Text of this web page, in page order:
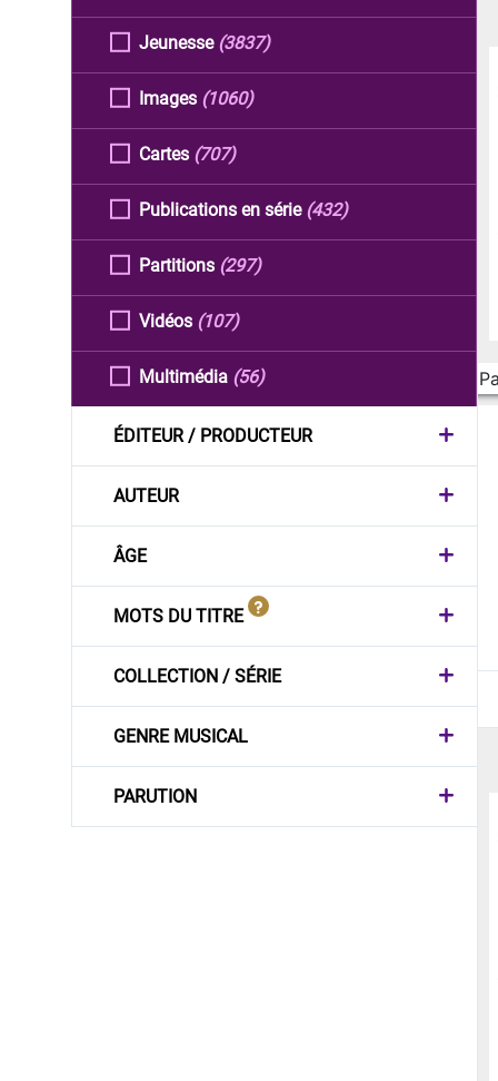
Jeunesse (3837)
Images (1060)
Cartes (707)
Publications en série (432)
Partitions (297)
Vidéos (107)
Multimédia (56)
ÉDITEUR / PRODUCTEUR
AUTEUR
ÂGE
MOTS DU TITRE
COLLECTION / SÉRIE
GENRE MUSICAL
PARUTION